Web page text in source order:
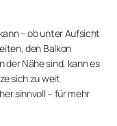
– ob unter Aufsicht
den Balkon
der Nähe sind, kann es
sich zu weit
sinnvoll – für mehr